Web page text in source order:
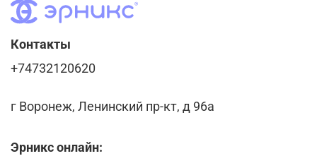
Контакты
+74732120620
г Воронеж, Ленинский пр-кт, д 96а
Эрникс онлайн: